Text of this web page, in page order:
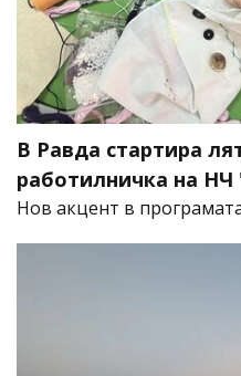
В Равда стартира
работилничка на
Нов акцент в